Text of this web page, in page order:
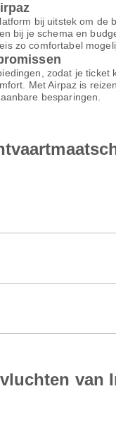
bij uitstek om
bij je schema en
zo comfortabel
zodat je
Met Airpaz is
besparingen.
van